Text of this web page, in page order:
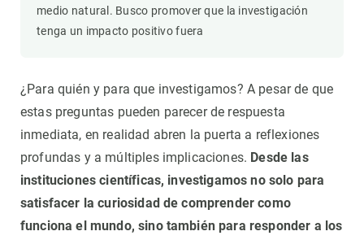
medio natural. Busco promover que la investigación
tenga un impacto positivo fuera
¿Para quién y para que investigamos? A pesar de que
estas preguntas pueden parecer de respuesta
inmediata, en realidad abren la puerta a reflexiones
profundas y a múltiples implicaciones. Desde las
instituciones científicas, investigamos no solo para
satisfacer la curiosidad de comprender como
funciona el mundo, sino también para responder a los